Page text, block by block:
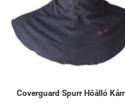
Coverguard Spurr Hőálló